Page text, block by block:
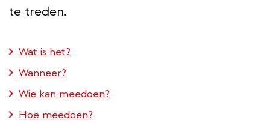
te treden.
Wat is het?
Wanneer?
Wie kan meedoen?
Hoe meedoen?